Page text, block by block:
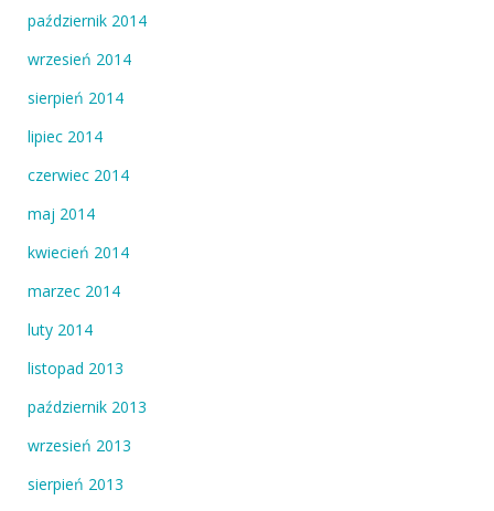
październik 2014
wrzesień 2014
sierpień 2014
lipiec 2014
czerwiec 2014
maj 2014
kwiecień 2014
marzec 2014
luty 2014
listopad 2013
październik 2013
wrzesień 2013
sierpień 2013